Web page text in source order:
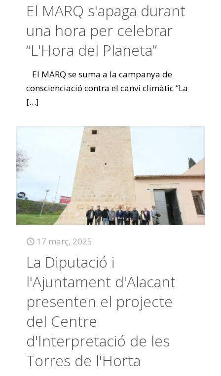
El MARQ s'apaga durant
una hora per celebrar
“L'Hora del Planeta”
El MARQ se suma a la campanya de
conscienciació contra el canvi climàtic “La
[…]
17 març, 2025
La Diputació i
l'Ajuntament d'Alacant
presenten el projecte
del Centre
d'Interpretació de les
Torres de l'Horta